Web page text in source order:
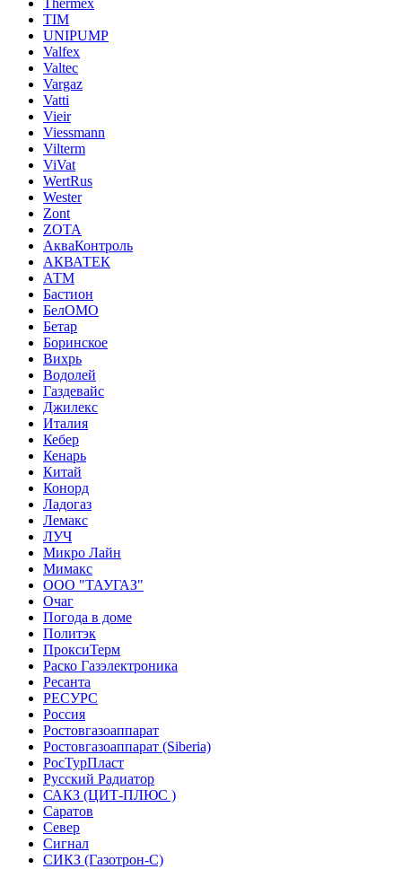
Thermex
TIM
UNIPUMP
Valfex
Valtec
Vargaz
Vatti
Vieir
Viessmann
Vilterm
ViVat
WertRus
Wester
Zont
ZOTA
АкваКонтроль
АКВАТЕК
АТМ
Бастион
БелОМО
Бетар
Боринское
Вихрь
Водолей
Газдевайс
Джилекс
Италия
Кебер
Кенарь
Китай
Конорд
Ладогаз
Лемакс
ЛУЧ
Микро Лайн
Мимакс
ООО "ТАУГАЗ"
Очаг
Погода в доме
Политэк
ПроксиТерм
Раско Газэлектроника
Ресанта
РЕСУРС
Россия
Ростовгазоаппарат
Ростовгазоаппарат (Siberia)
РосТурПласт
Русский Радиатор
САКЗ (ЦИТ-ПЛЮС )
Саратов
Север
Сигнал
СИКЗ (Газотрон-С)